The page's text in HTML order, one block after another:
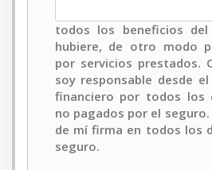
todos los beneficios
hubiere, de otro modo
por servicios prestados.
soy responsable desde
financiero por todos los
no pagados por el
de mí firma en todos los
seguro.